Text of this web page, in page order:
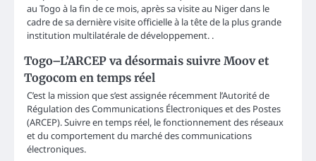
au Togo à la fin de ce mois, après sa visite au Niger dans le
cadre de sa dernière visite officielle à la tête de la plus grande
institution multilatérale de développement. .
Togo–L’ARCEP va désormais suivre Moov et
Togocom en temps réel
C’est la mission que s’est assignée récemment l’Autorité de
Régulation des Communications Électroniques et des Postes
(ARCEP). Suivre en temps réel, le fonctionnement des réseaux
et du comportement du marché des communications
électroniques.